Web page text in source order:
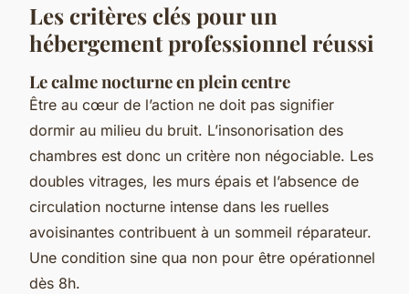
Les critères clés pour un
hébergement professionnel réussi
Le calme nocturne en plein centre
Être au cœur de l’action ne doit pas signifier
dormir au milieu du bruit. L’insonorisation des
chambres est donc un critère non négociable. Les
doubles vitrages, les murs épais et l’absence de
circulation nocturne intense dans les ruelles
avoisinantes contribuent à un sommeil réparateur.
Une condition sine qua non pour être opérationnel
dès 8h.